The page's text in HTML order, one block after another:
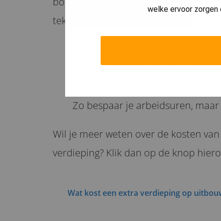
welke ervoor
tekeningen maakt een aannemer zijn
Een goede tekenaar en
besparen. Dankzij een goed en
Zo bespaar je arbeidsuren,
Wil je meer weten over de kosten
verdieping? Klik dan op de knop
Wat kost een extra verdieping op